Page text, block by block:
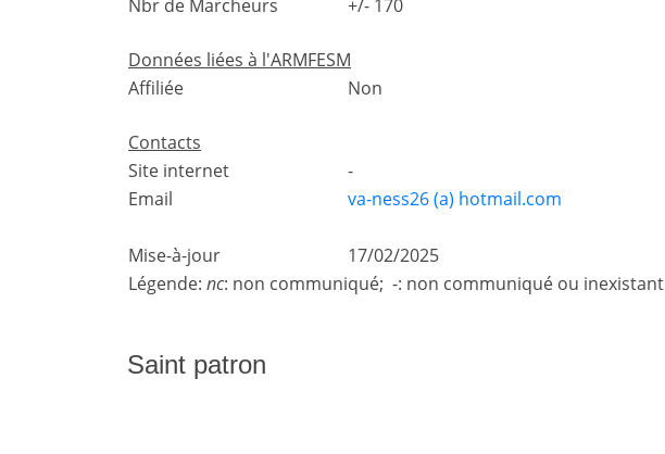
Nbr de Marcheurs
+/- 170
Données liées à l'ARMFESM
Affiliée
Non
Contacts
Site internet
-
Email
va-ness26 (a) hotmail.com
Mise-à-jour
17/02/2025
Légende: nc: non communiqué; -: non communiqué ou inexistant
Saint patron